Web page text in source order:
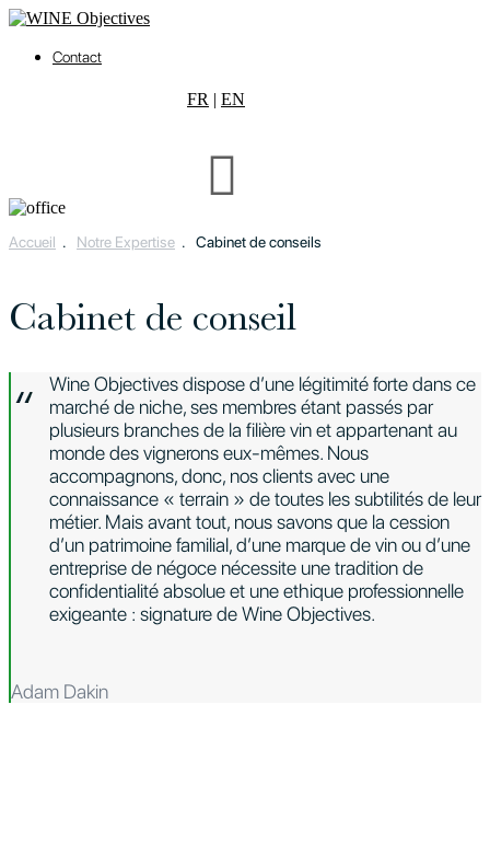
Contact
FR | EN
Accueil . Notre Expertise . Cabinet de conseils
Cabinet de conseil
Wine Objectives dispose d’une légitimité forte dans ce
marché de niche, ses membres étant passés par
plusieurs branches de la filière vin et appartenant au
monde des vignerons eux-mêmes. Nous
accompagnons, donc, nos clients avec une
connaissance « terrain » de toutes les subtilités de leur
métier. Mais avant tout, nous savons que la cession
d’un patrimoine familial, d’une marque de vin ou d’une
entreprise de négoce nécessite une tradition de
confidentialité absolue et une ethique professionnelle
exigeante : signature de Wine Objectives.
Adam Dakin